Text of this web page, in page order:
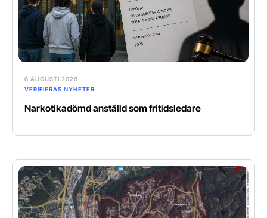
6 AUGUSTI 2026
VERIFIERAS NYHETER
Narkotikadömd anställd som fritidsledare